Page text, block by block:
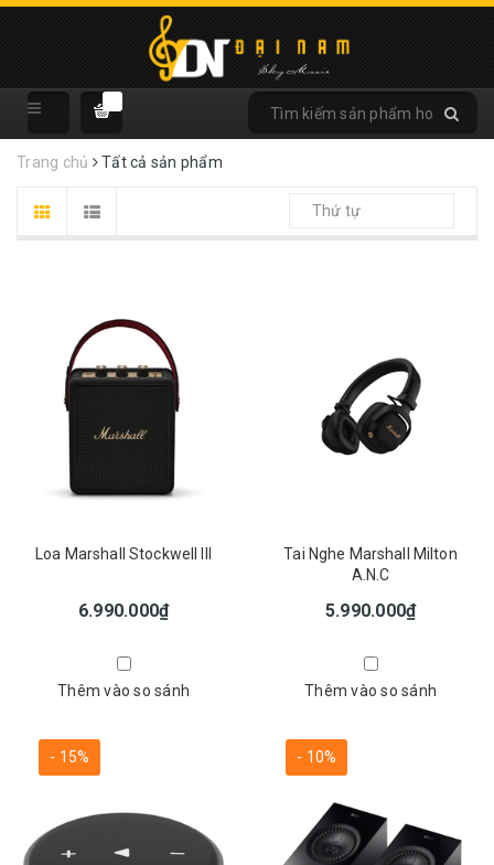
Trang chủ Tất cả sản phẩm
Thứ tự
Loa Marshall Stockwell III
6.990.000₫
Thêm vào so sánh
Tai Nghe Marshall Milton
A.N.C
5.990.000₫
Thêm vào so sánh
- 15% - 10%